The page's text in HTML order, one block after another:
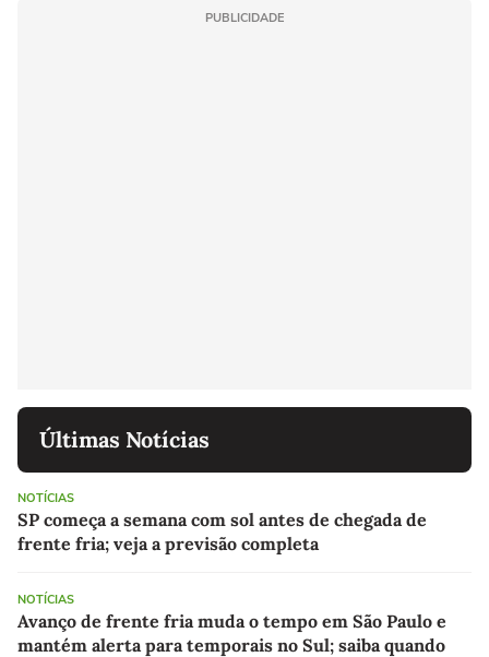
PUBLICIDADE
Últimas Notícias
NOTÍCIAS
SP começa a semana com sol antes de chegada de
frente fria; veja a previsão completa
NOTÍCIAS
Avanço de frente fria muda o tempo em São Paulo e
mantém alerta para temporais no Sul; saiba quando